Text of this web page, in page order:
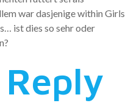
war dasjenige within Girls
ist dies so sehr oder